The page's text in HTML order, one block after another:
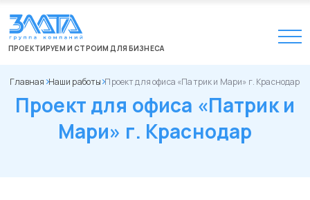
ПРОЕКТИРУЕМ И СТРОИМ ДЛЯ БИЗНЕСА
Главная Наши работы Проект для офиса «Патрик и Мари» г. Краснодар
Проект для офиса «Патрик и
Мари» г. Краснодар